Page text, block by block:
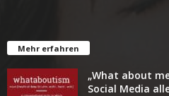
Mehr erfahren
„What about
Social Media